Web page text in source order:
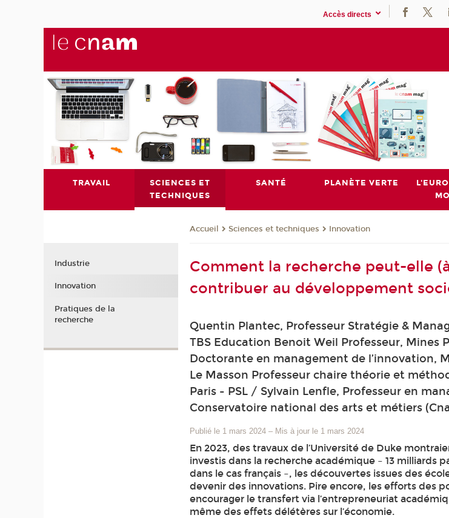
Accès directs
TRAVAIL
SCIENCES ET
TECHNIQUES
SANTÉ PLANÈTE VERTE
Accueil Sciences et techniques Innovation
Comment la recherche peut-elle
contribuer au développement
Quentin Plantec, Professeur Stratégie &
TBS Education Benoit Weil Professeur, Mines
Doctorante en management de l’innovation,
Le Masson Professeur chaire théorie et
Paris - PSL / Sylvain Lenfle, Professeur en
Conservatoire national des arts et métiers
Publié le 1 mars 2024 – Mis à jour le 1 mars 2024
En 2023, des travaux de l’Université de Duke
investis dans la recherche académique – 13 milliards
dans le cas français –, les découvertes issues des
devenir des innovations. Pire encore, les efforts des
encourager le transfert via l’entrepreneuriat
même des effets délétères sur l’économie.
Industrie
Innovation
Pratiques de la
recherche